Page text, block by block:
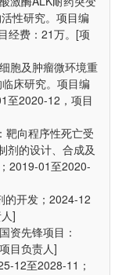
性研究。项目编
经费：21万。[项
胞及肿瘤微环境重
床研究。项目编
至2020-12，项目
靶向程序性死亡受
剂的设计、合成及
2019-01至2020-
的开发；2024-12
]
资先锋项目：
目负责人]
12至2028-11；